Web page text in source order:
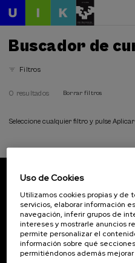
Buscador de
Filtros
0 resultados Borrar filtros
Seleccione cualquier filtro y pulse
Inscríbete para ser el primero/a en
novedades de UIK.
Suscribirse
Uso de Cookies
Utilizamos cookies propias y de
servicios, elaborar información
navegación, inferir grupos de
intereses y mostrarle anuncios
permite personalizar el
información sobre qué
permitiéndonos además mejorar